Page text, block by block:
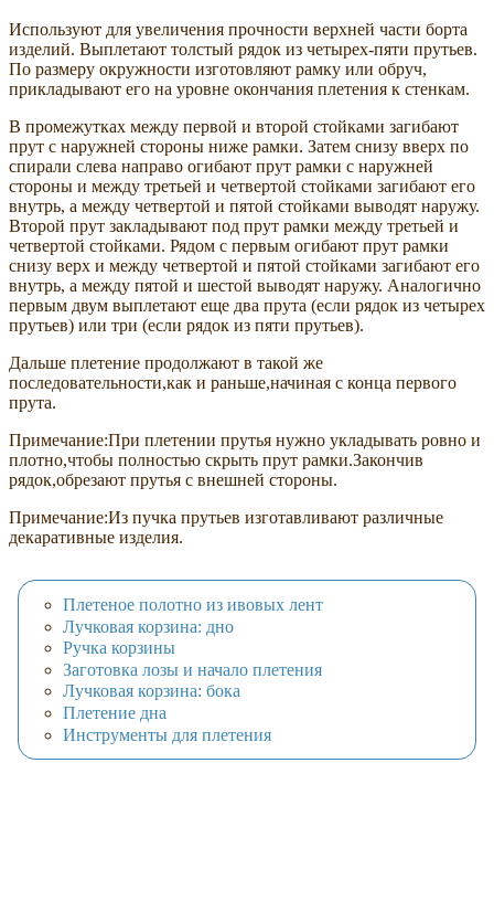
Используют для увеличения прочности верхней части борта
изделий. Выплетают толстый рядок из четырех-пяти прутьев.
По размеру окружности изготовляют рамку или обруч,
прикладывают его на уровне окончания плетения к стенкам.
В промежутках между первой и второй стойками загибают
прут с наружней стороны ниже рамки. Затем снизу вверх по
спирали слева направо огибают прут рамки с наружней
стороны и между третьей и четвертой стойками загибают его
внутрь, а между четвертой и пятой стойками выводят наружу.
Второй прут закладывают под прут рамки между третьей и
четвертой стойками. Рядом с первым огибают прут рамки
снизу верх и между четвертой и пятой стойками загибают его
внутрь, а между пятой и шестой выводят наружу. Аналогично
первым двум выплетают еще два прута (если рядок из четырех
прутьев) или три (если рядок из пяти прутьев).
Дальше плетение продолжают в такой же
последовательности,как и раньше,начиная с конца первого
прута.
Примечание:При плетении прутья нужно укладывать ровно и
плотно,чтобы полностью скрыть прут рамки.Закончив
рядок,обрезают прутья с внешней стороны.
Примечание:Из пучка прутьев изготавливают различные
декаративные изделия.
Плетеное полотно из ивовых лент
Лучковая корзина: дно
Ручка корзины
Заготовка лозы и начало плетения
Лучковая корзина: бока
Плетение дна
Инструменты для плетения